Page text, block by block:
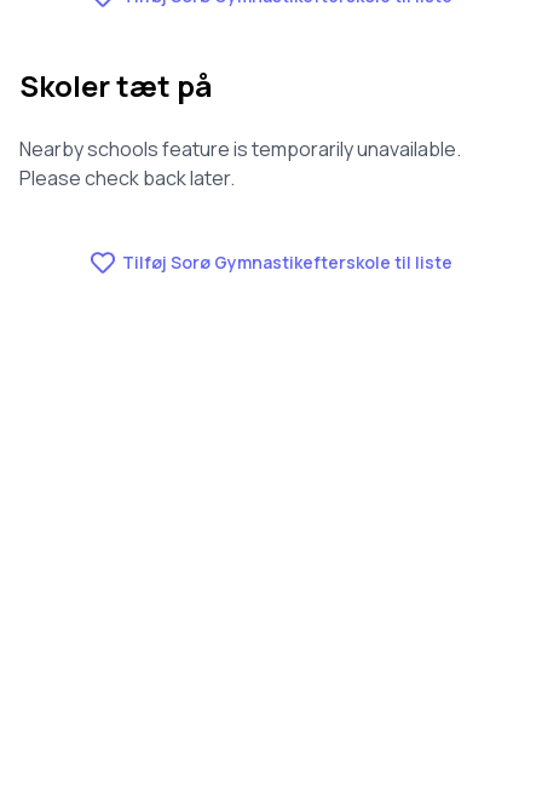
Skoler tæt på
Nearby schools feature is temporarily unavailable.
Please check back later.
Tilføj Sorø Gymnastikefterskole til liste